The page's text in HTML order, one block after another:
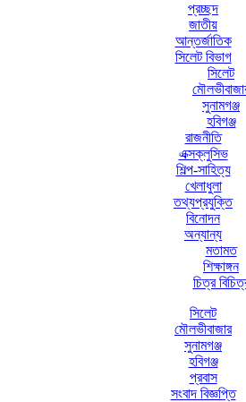
প্রচ্ছদ
জাতীয়
আন্তর্জাতিক
সিলেট বিভাগ
সিলেট
সুনামগঞ্জ
হবিগঞ্জ
রাজনীতি
এক্সক্লুসিভ
শিল্প-সাহিত্য
খেলাধুলা
তথ্যপ্রযুক্তি
বিনোদন
অন্যান্য
মতামত
শিক্ষাঙ্গন
চিত্র
সিলেট
মৌলভীবাজার
সুনামগঞ্জ
হবিগঞ্জ
প্রবাস
সংবাদ বিজ্ঞপ্তি